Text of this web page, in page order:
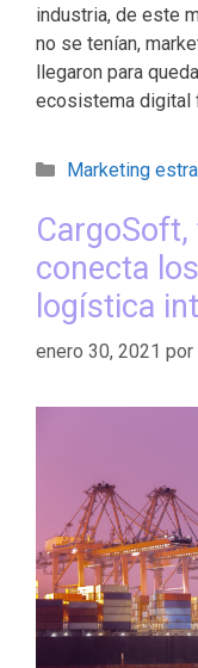
industria, de este
no se tenían,
llegaron para
ecosistema digital
Marketing
conecta
logística
enero 30, 2021 por